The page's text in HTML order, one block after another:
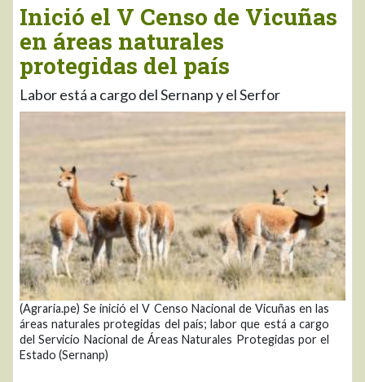
Inició el V Censo de Vicuñas
en áreas naturales
protegidas del país
Labor está a cargo del Sernanp y el Serfor
(Agraria.pe) Se inició el V Censo Nacional de Vicuñas en las
áreas naturales protegidas del país; labor que está a cargo
del Servicio Nacional de Áreas Naturales Protegidas por el
Estado (Sernanp)